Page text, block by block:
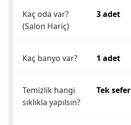
Kaç oda var?
(Salon Hariç)
3 adet
Kaç banyo var? 1 adet
Temizlik hangi
sıklıkla yapılsın?
Tek sefer